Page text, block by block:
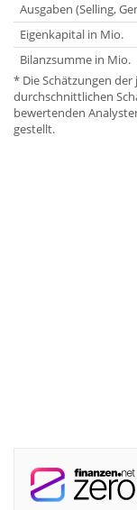
Ausgaben (Selling,
Eigenkapital in Mio.
Bilanzsumme in Mio.
* Die Schätzungen
durchschnittlichen
bewertenden
gestellt.